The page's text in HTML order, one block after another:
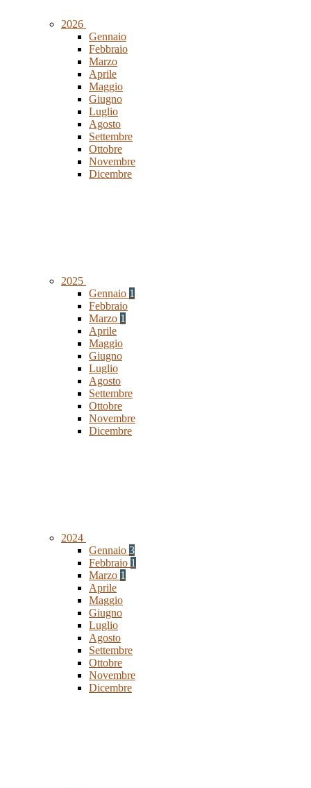
2026
Gennaio
Febbraio
Marzo
Aprile
Maggio
Giugno
Luglio
Agosto
Settembre
Ottobre
Novembre
Dicembre
2025
Gennaio 1
Febbraio
Marzo 1
Aprile
Maggio
Giugno
Luglio
Agosto
Settembre
Ottobre
Novembre
Dicembre
2024
Gennaio 3
Febbraio 1
Marzo 1
Aprile
Maggio
Giugno
Luglio
Agosto
Settembre
Ottobre
Novembre
Dicembre